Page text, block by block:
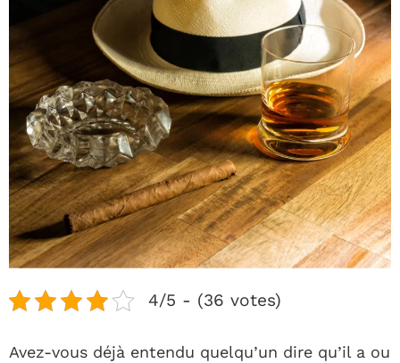
4/5 - (36 votes)
Avez-vous déjà entendu quelqu’un dire qu’il a ou